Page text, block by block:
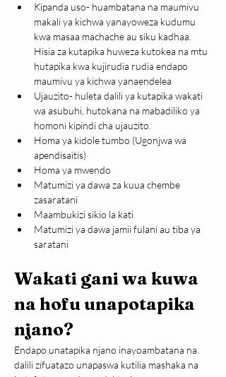
Kipanda uso- huambatana na maumivu
makali ya kichwa yanayoweza kudumu
kwa masaa machache au siku kadhaa.
Hisia za kutapika huweza kutokea na mtu
hutapika kwa kujirudia rudia endapo
maumivu ya kichwa yanaendelea
Ujauzito- huleta dalili ya kutapika wakati
wa asubuhi, hutokana na mabadiliko ya
homoni kipindi cha ujauzito.
Homa ya kidole tumbo (Ugonjwa wa
apendisaitis)
Homa ya mwendo
Matumizi ya dawa za kuua chembe
zasaratani
Maambukizi sikio la kati
Matumizi ya dawa jamii fulani au tiba ya
saratani
Wakati gani wa kuwa
na hofu unapotapika
njano?
Endapo unatapika njano inayoambatana na
dalili zifuatazo unapaswa kutilia mashaka na